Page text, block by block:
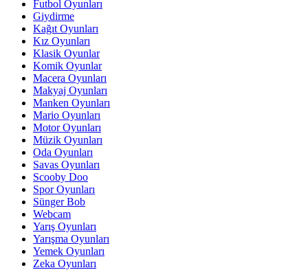
Futbol Oyunları
Giydirme
Kağıt Oyunları
Kız Oyunları
Klasik Oyunlar
Komik Oyunlar
Macera Oyunları
Makyaj Oyunları
Manken Oyunları
Mario Oyunları
Motor Oyunları
Müzik Oyunları
Oda Oyunları
Savas Oyunları
Scooby Doo
Spor Oyunları
Sünger Bob
Webcam
Yarış Oyunları
Yarışma Oyunları
Yemek Oyunları
Zeka Oyunları